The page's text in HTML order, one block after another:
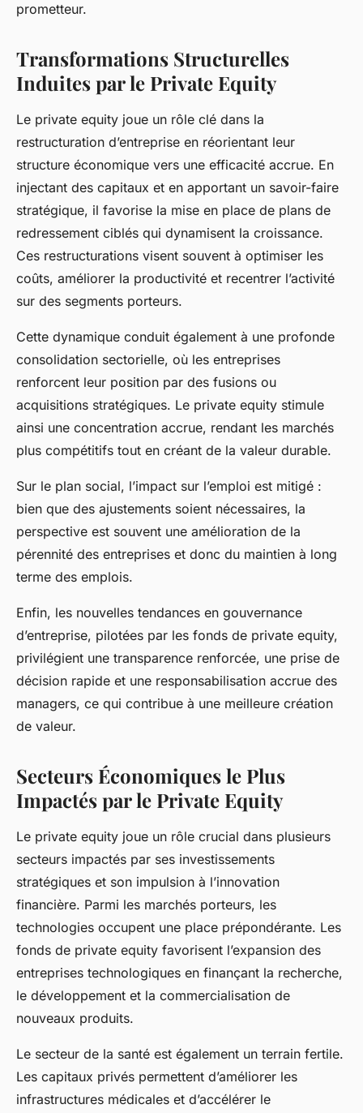
prometteur.
Transformations Structurelles
Induites par le Private Equity
Le private equity joue un rôle clé dans la
restructuration d’entreprise en réorientant leur
structure économique vers une efficacité accrue. En
injectant des capitaux et en apportant un savoir-faire
stratégique, il favorise la mise en place de plans de
redressement ciblés qui dynamisent la croissance.
Ces restructurations visent souvent à optimiser les
coûts, améliorer la productivité et recentrer l’activité
sur des segments porteurs.
Cette dynamique conduit également à une profonde
consolidation sectorielle, où les entreprises
renforcent leur position par des fusions ou
acquisitions stratégiques. Le private equity stimule
ainsi une concentration accrue, rendant les marchés
plus compétitifs tout en créant de la valeur durable.
Sur le plan social, l’impact sur l’emploi est mitigé :
bien que des ajustements soient nécessaires, la
perspective est souvent une amélioration de la
pérennité des entreprises et donc du maintien à long
terme des emplois.
Enfin, les nouvelles tendances en gouvernance
d’entreprise, pilotées par les fonds de private equity,
privilégient une transparence renforcée, une prise de
décision rapide et une responsabilisation accrue des
managers, ce qui contribue à une meilleure création
de valeur.
Secteurs Économiques le Plus
Impactés par le Private Equity
Le private equity joue un rôle crucial dans plusieurs
secteurs impactés par ses investissements
stratégiques et son impulsion à l’innovation
financière. Parmi les marchés porteurs, les
technologies occupent une place prépondérante. Les
fonds de private equity favorisent l’expansion des
entreprises technologiques en finançant la recherche,
le développement et la commercialisation de
nouveaux produits.
Le secteur de la santé est également un terrain fertile.
Les capitaux privés permettent d’améliorer les
infrastructures médicales et d’accélérer le